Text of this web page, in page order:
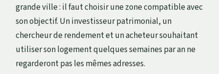
grande ville : il faut choisir une zone compatible avec
son objectif. Un investisseur patrimonial, un
chercheur de rendement et un acheteur souhaitant
utiliser son logement quelques semaines par an ne
regarderont pas les mêmes adresses.